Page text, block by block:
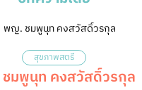
สุขภาพสตรี
มพูนุท คงสวัสดิ์วรกุล